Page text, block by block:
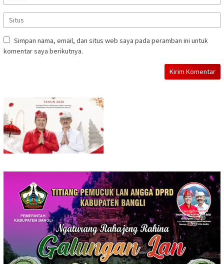
Simpan nama, email, dan situs web saya pada peramban ini untuk
komentar saya berikutnya.